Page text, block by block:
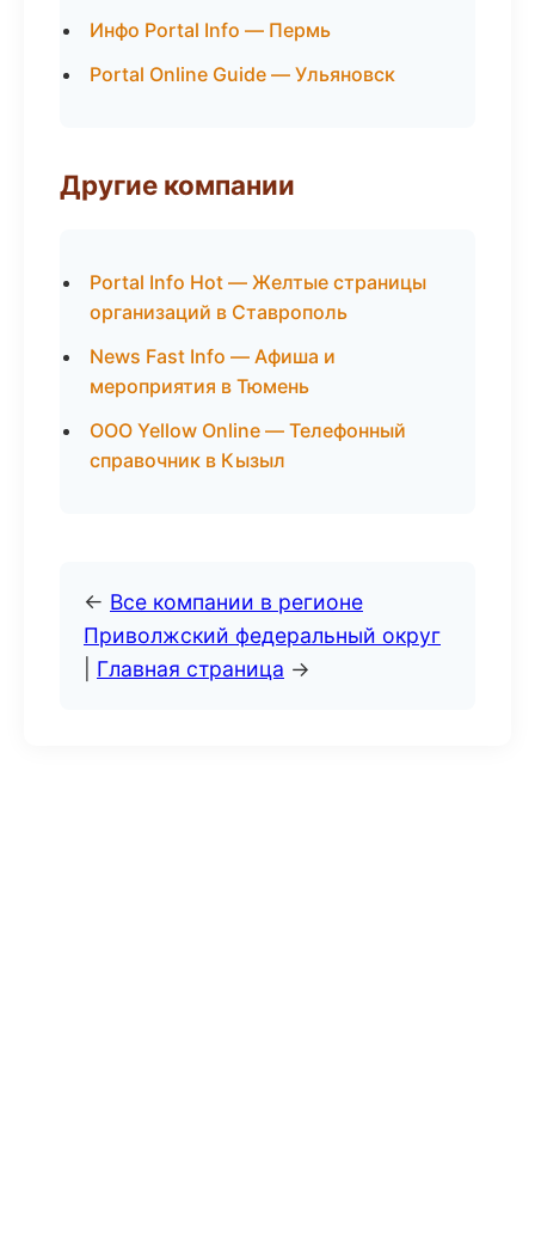
Инфо Portal Info — Пермь
Portal Online Guide — Ульяновск
Другие компании
Portal Info Hot — Желтые страницы
организаций в Ставрополь
News Fast Info — Афиша и
мероприятия в Тюмень
ООО Yellow Online — Телефонный
справочник в Кызыл
← Все компании в регионе
Приволжский федеральный округ
Главная страница →